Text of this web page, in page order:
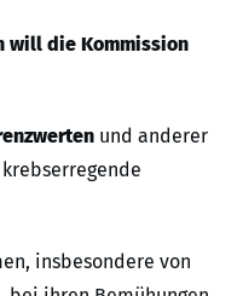
will die Kommission
und anderer
insbesondere von